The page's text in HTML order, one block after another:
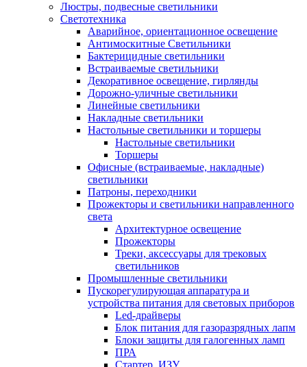
Люстры, подвесные светильники
Светотехника
Аварийное, ориентационное освещение
Антимоскитные Светильники
Бактерицидные светильники
Встраиваемые светильники
Декоративное освещение, гирлянды
Дорожно-уличные светильники
Линейные светильники
Накладные светильники
Настольные светильники и торшеры
Настольные светильники
Торшеры
Офисные (встраиваемые, накладные)
светильники
Патроны, переходники
Прожекторы и светильники направленного
света
Архитектурное освещение
Прожекторы
Треки, аксессуары для трековых
светильников
Промышленные светильники
Пускорегулирующая аппаратура и
устройства питания для световых приборов
Led-драйверы
Блок питания для газоразрядных лапм
Блоки защиты для галогенных ламп
ПРА
Стартер, ИЗУ